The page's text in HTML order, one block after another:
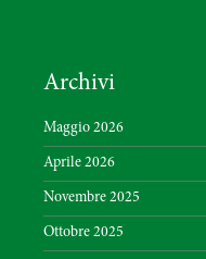
Archivi
Maggio 2026
Aprile 2026
Novembre 2025
Ottobre 2025